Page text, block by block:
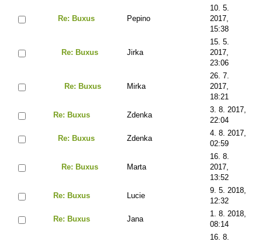
Re: Buxus Pepino
10. 5.
2017,
15:38
Re: Buxus Jirka
15. 5.
2017,
23:06
Re: Buxus Mirka
26. 7.
2017,
18:21
Re: Buxus Zdenka
3. 8. 2017,
22:04
Re: Buxus Zdenka
4. 8. 2017,
02:59
Re: Buxus Marta
16. 8.
2017,
13:52
Re: Buxus Lucie
9. 5. 2018,
12:32
Re: Buxus Jana
1. 8. 2018,
08:14
16. 8.